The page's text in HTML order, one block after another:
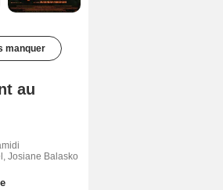
manquer
au
Josiane Balasko